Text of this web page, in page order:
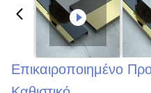
Επικαιροποιημένο